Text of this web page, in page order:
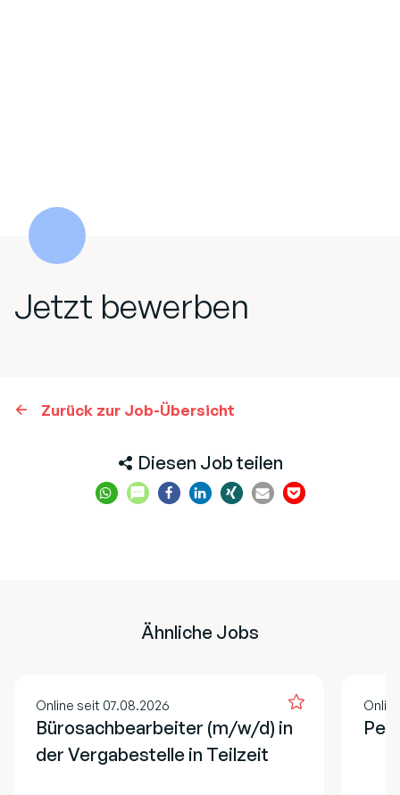
Jetzt bewerben
Zurück zur Job-Übersicht
Diesen Job teilen
Ähnliche Jobs
Online seit 07.08.2026
Bürosachbearbeiter (m/w/d) in
der Vergabestelle in Teilzeit